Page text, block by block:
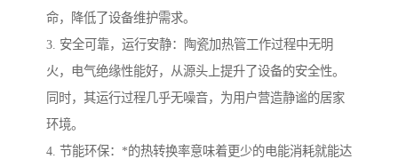
命，降低了设备维护需求。
3. 安全可靠，运行安静：陶瓷加热管工作过程中无明
火，电气绝缘性能好，从源头上提升了设备的安全性。
同时，其运行过程几乎无噪音，为用户营造静谧的居家
环境。
4. 节能环保：*的热转换率意味着更少的电能消耗就能达